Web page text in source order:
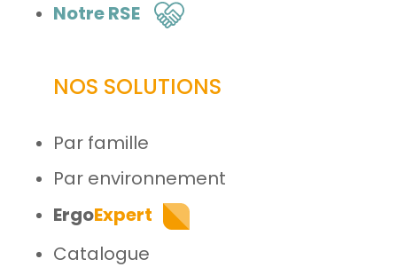
Notre RSE
NOS SOLUTIONS
Par famille
Par environnement
ErgoExpert
Catalogue